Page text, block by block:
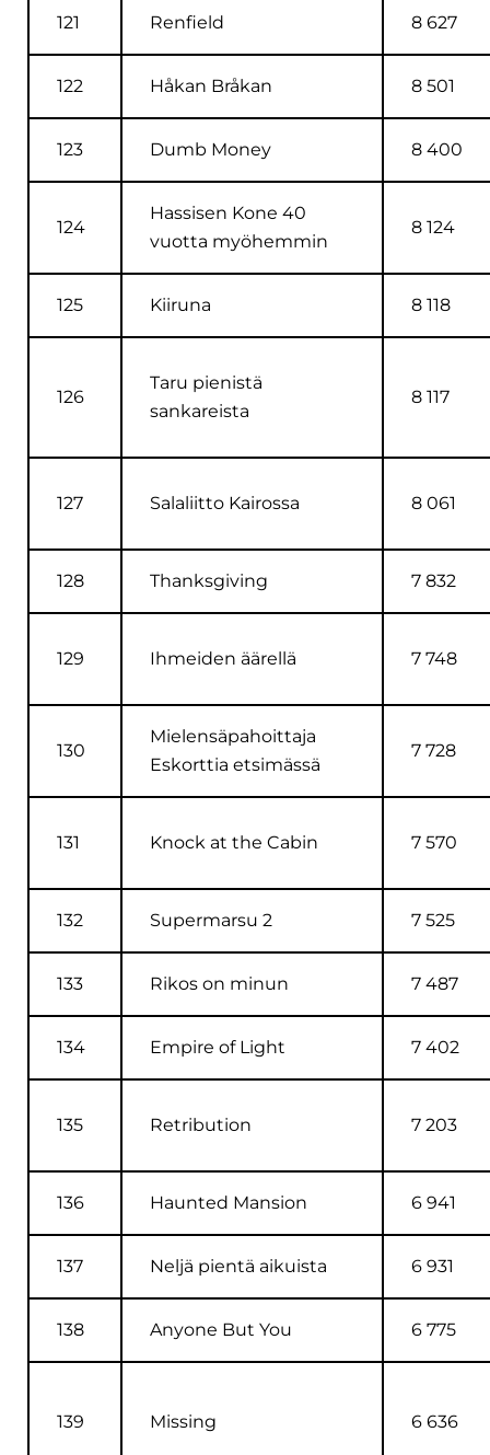
121 Renfield 8 627
122 Håkan Bråkan 8 501
123 Dumb Money 8 400
124
Hassisen Kone 40
vuotta myöhemmin
8 124
125 Kiiruna 8 118
126
Taru pienistä
sankareista
8 117
127 Salaliitto Kairossa 8 061
128 Thanksgiving 7 832
129 Ihmeiden äärellä 7 748
130
Mielensäpahoittaja
Eskorttia etsimässä
7 728
131 Knock at the Cabin 7 570
132 Supermarsu 2 7 525
133 Rikos on minun 7 487
134 Empire of Light 7 402
135 Retribution 7 203
136 Haunted Mansion 6 941
137 Neljä pientä aikuista 6 931
138 Anyone But You 6 775
139 Missing 6 636